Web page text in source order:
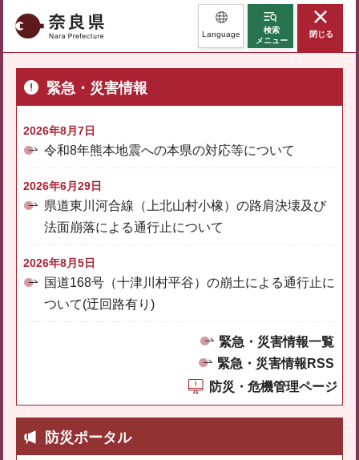
奈良県 Language
検索
メニュー
閉じる
緊急・災害情報
2026年8月7日
令和8年熊本地震への本県の対応等について
2026年6月29日
県道東川河合線（上北山村小橡）の路肩決壊及び
法面崩落による通行止について
2026年8月5日
国道168号（十津川村平谷）の崩土による通行止に
ついて(迂回路有り)
緊急・災害情報一覧
緊急・災害情報RSS
防災・危機管理ページ
防災ポータル